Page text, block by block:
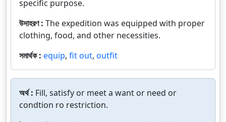
specific purpose.
উদাহরণ : The expedition was equipped with proper
clothing, food, and other necessities.
সমার্থক : equip, fit out, outfit
অর্থ : Fill, satisfy or meet a want or need or
condtion ro restriction.